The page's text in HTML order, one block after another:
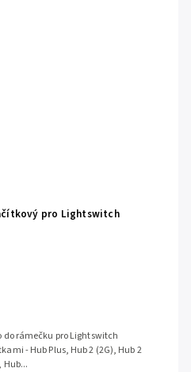
pro Lightswitch
rámečku pro Lightswitch
- Hub Plus, Hub 2 (2G), Hub 2
Hub...